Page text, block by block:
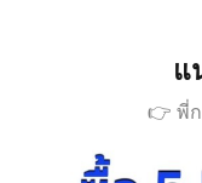
แ
👉 พี่ก